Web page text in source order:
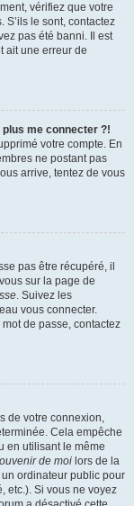
vérifiez que votre
S’ils le sont, contactez
pas été banni. Il est
ait une erreur de
me connecter ?!
votre compte. En
ne postant pas
arrive, tentez de vous
pas être récupéré, il
sur la page de
. Suivez les
vous connecter.
de passe, contactez
de votre connexion,
Cela empêche
en utilisant le même
de moi lors de la
ordinateur public pour
etc.). Si vous ne voyez